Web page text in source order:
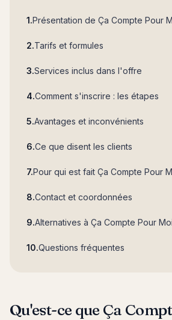
Présentation de Ça Compte Pour
Tarifs et formules
Services inclus dans l'offre
Comment s'inscrire : les étapes
Avantages et inconvénients
Ce que disent les clients
Pour qui est fait Ça Compte Pour
Contact et coordonnées
Alternatives à Ça Compte Pour Moi
Questions fréquentes
Qu'est-ce que Ça